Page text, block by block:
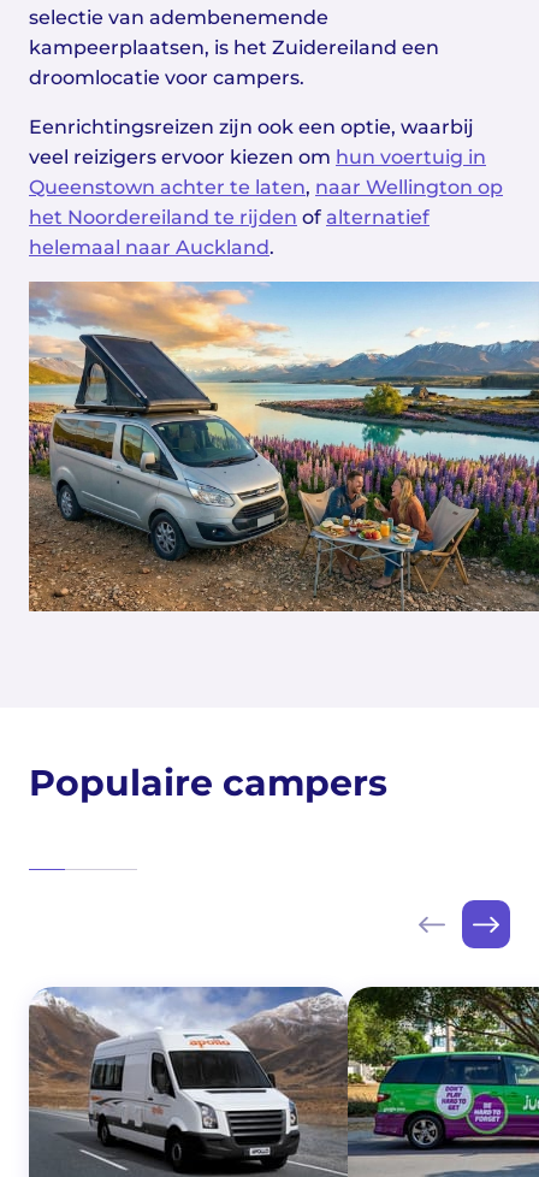
selectie van adembenemende
kampeerplaatsen, is het Zuidereiland een
droomlocatie voor campers.
Eenrichtingsreizen zijn ook een optie, waarbij
veel reizigers ervoor kiezen om hun voertuig in
Queenstown achter te laten, naar Wellington op
het Noordereiland te rijden of alternatief
helemaal naar Auckland.
Populaire campers